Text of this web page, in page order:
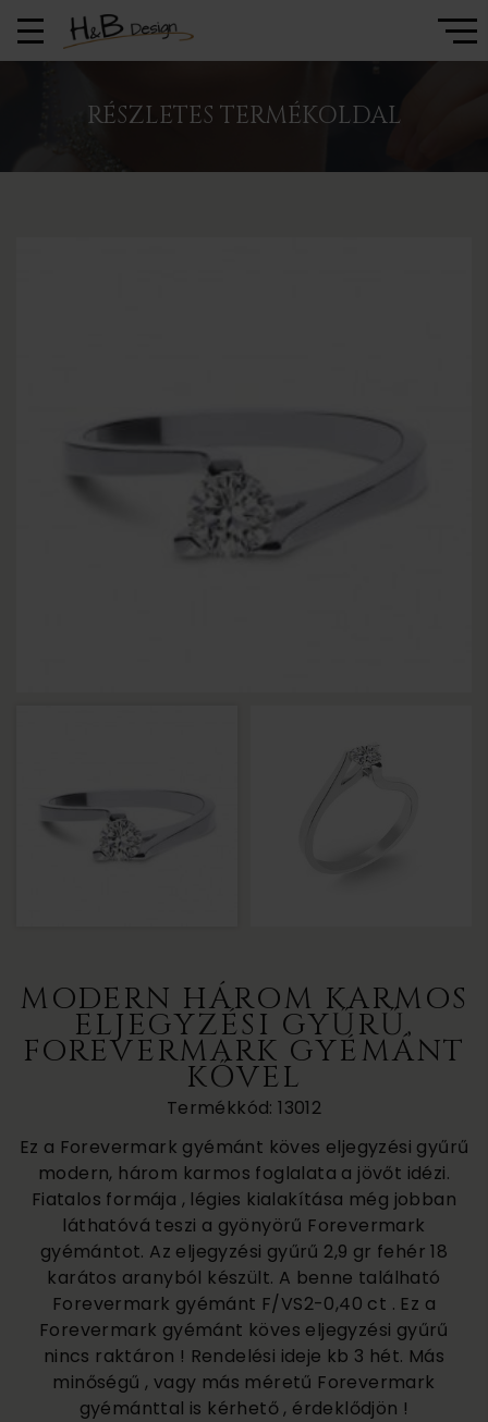
RÉSZLETES TERMÉKOLDAL
MODERN HÁROM KARMOS
ELJEGYZÉSI GYŰRŰ,
FOREVERMARK GYÉMÁNT
KŐVEL
Termékkód: 13012
Ez a Forevermark gyémánt köves eljegyzési gyűrű
modern, három karmos foglalata a jövőt idézi.
Fiatalos formája , légies kialakítása még jobban
láthatóvá teszi a gyönyörű Forevermark
gyémántot. Az eljegyzési gyűrű 2,9 gr fehér 18
karátos aranyból készült. A benne található
Forevermark gyémánt F/VS2-0,40 ct . Ez a
Forevermark gyémánt köves eljegyzési gyűrű
nincs raktáron ! Rendelési ideje kb 3 hét. Más
minőségű , vagy más méretű Forevermark
gyémánttal is kérhető , érdeklődjön !